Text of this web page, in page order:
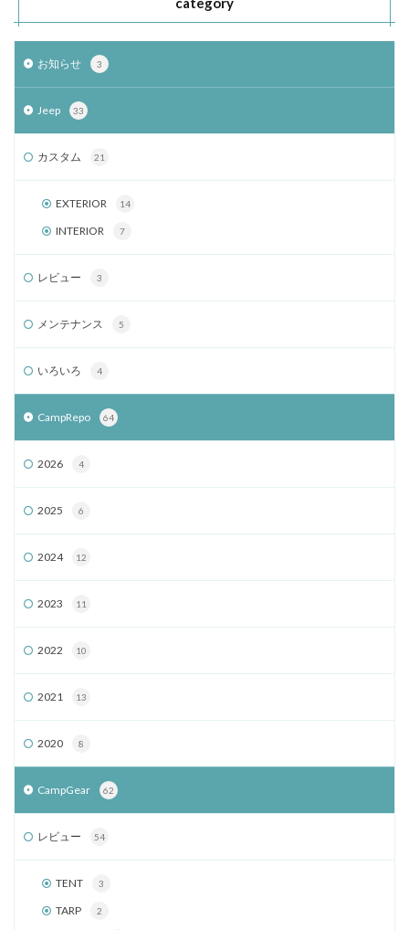
お知らせ 3
Jeep 33
カスタム 21
EXTERIOR 14
INTERIOR 7
レビュー 3
メンテナンス 5
いろいろ 4
CampRepo 64
2026 4
2025 6
2024 12
2023 11
2022 10
2021 13
2020 8
CampGear 62
レビュー 54
TENT 3
TARP 2